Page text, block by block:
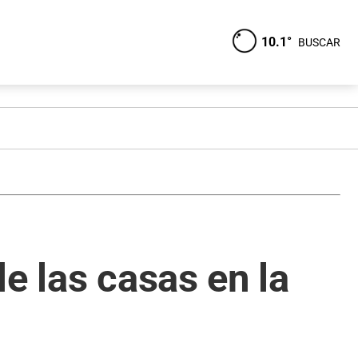
10.1° BUSCAR
las casas en la